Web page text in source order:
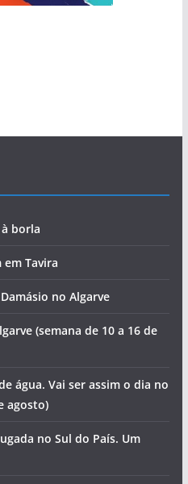
borla
em Tavira
no Algarve
(semana de 10 a 16 de
água. Vai ser assim o dia no
agosto)
no Sul do País. Um